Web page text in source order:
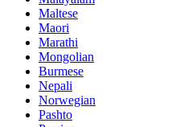
Maltese
Maori
Marathi
Mongolian
Burmese
Nepali
Norwegian
Pashto